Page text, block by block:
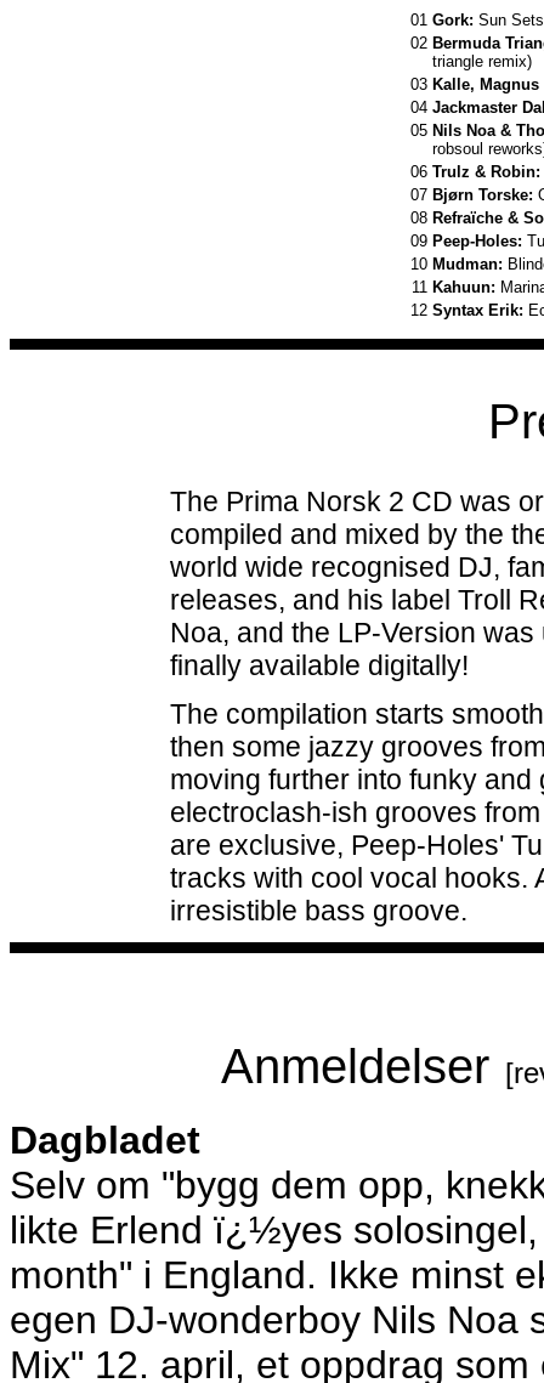
01 Gork: Sun
02 Bermuda
triangle remix)
03 Kalle,
04 Jackmaster
05 Nils Noa &
robsoul
06 Trulz & Robin:
07 Bjørn Torske:
08 Refraïche &
09 Peep-Holes:
10 Mudman:
11 Kahuun:
12 Syntax Erik:
The Prima Norsk 2 CD was
compiled and mixed by the
world wide recognised DJ,
releases, and his label Troll
Noa, and the LP-Version
finally available digitally!
The compilation starts
then some jazzy grooves
moving further into funky
electroclash-ish grooves
are exclusive, Peep-Holes'
tracks with cool vocal hooks.
irresistible bass groove.
Anmeldelser
Dagbladet
Selv om "bygg dem opp,
likte Erlend ï¿½yes
month" i England. Ikke minst
egen DJ-wonderboy Nils Noa
Mix" 12. april, et oppdrag